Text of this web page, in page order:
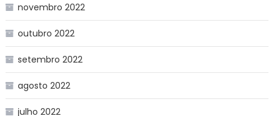
novembro 2022
outubro 2022
setembro 2022
agosto 2022
julho 2022